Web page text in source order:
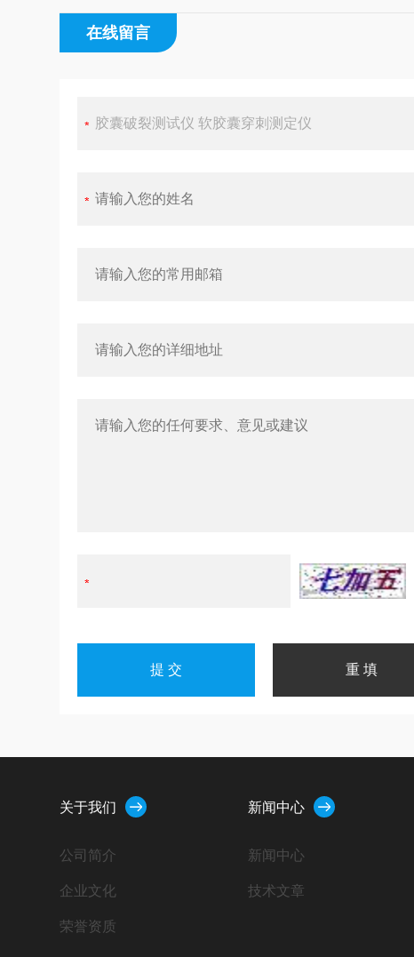
在线留言
关于我们
公司简介
企业文化
荣誉资质
新闻中心
新闻中心
技术文章